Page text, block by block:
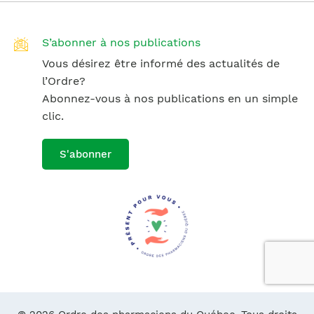
S’abonner à nos publications
Vous désirez être informé des actualités de
l’Ordre?
Abonnez-vous à nos publications en un simple
clic.
S'abonner